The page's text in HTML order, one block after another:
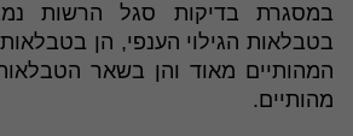
במסגרת בדיקות סגל הרשות
בטבלאות הגילוי הענפי, הן
המהותיים מאוד והן בשאר
מהותיים.